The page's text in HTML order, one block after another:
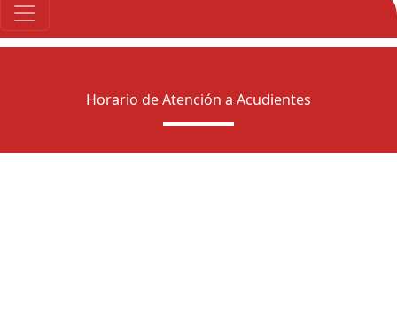
Horario de Atención a Acudientes